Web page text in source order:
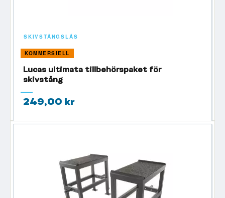
SKIVSTÅNGSLÅS
KOMMERSIELL
Lucas ultimata tillbehörspaket för
skivstång
249,00 kr